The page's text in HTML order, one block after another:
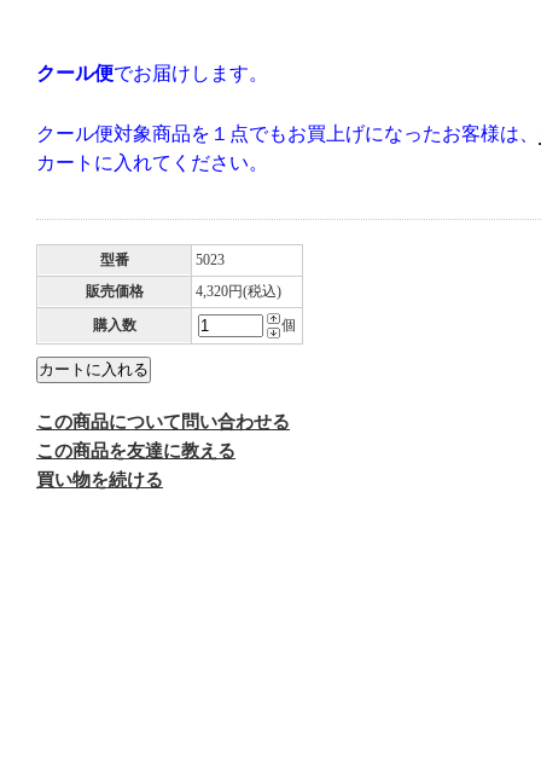
クール便でお届けします。
クール便対象商品を１点でもお買上げになったお客様は、
カートに入れてください。
型番
5023
販売価格
4,320円(税込)
購入数
個
この商品について問い合わせる
この商品を友達に教える
買い物を続ける